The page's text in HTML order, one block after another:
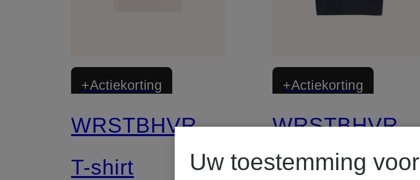
+Actiekorting
WRSTBHVR
T-shirt
+Actiekorting
WRSTBHVR
T-shirt
Uw toestemming voor